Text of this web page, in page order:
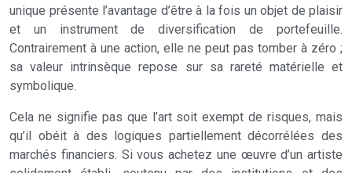
unique présente l’avantage d’être à la fois un objet de plaisir
et un instrument de diversification de portefeuille.
Contrairement à une action, elle ne peut pas tomber à zéro ;
sa valeur intrinsèque repose sur sa rareté matérielle et
symbolique.
Cela ne signifie pas que l’art soit exempt de risques, mais
qu’il obéit à des logiques partiellement décorrélées des
marchés financiers. Si vous achetez une œuvre d’un artiste